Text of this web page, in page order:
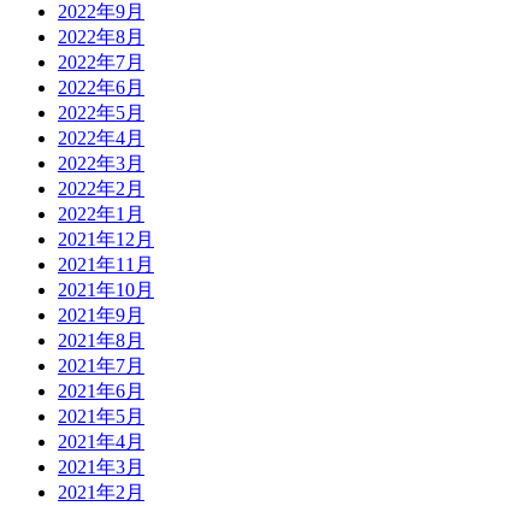
2022年9月
2022年8月
2022年7月
2022年6月
2022年5月
2022年4月
2022年3月
2022年2月
2022年1月
2021年12月
2021年11月
2021年10月
2021年9月
2021年8月
2021年7月
2021年6月
2021年5月
2021年4月
2021年3月
2021年2月